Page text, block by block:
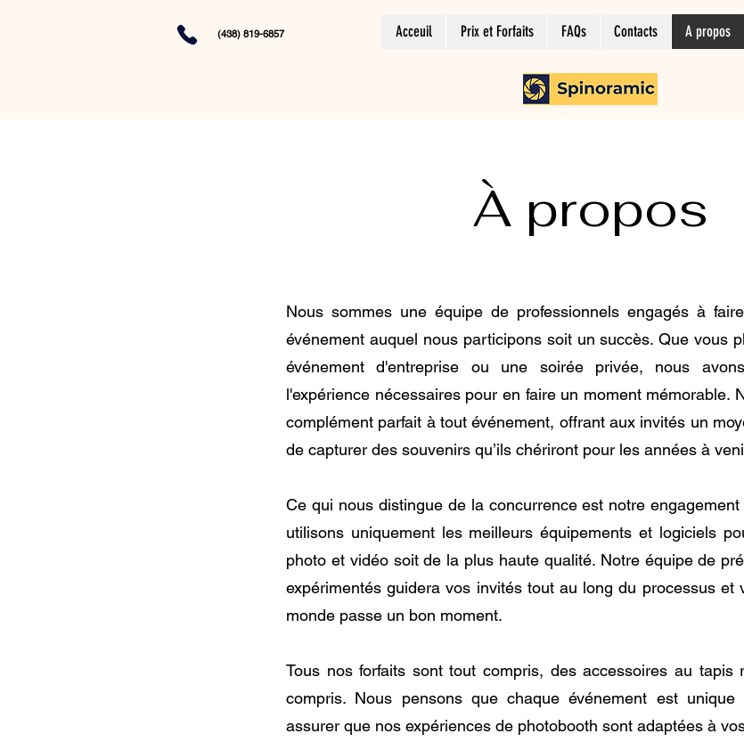
(438) 819-6857 Acceuil Prix et Forfaits FAQs Contacts A propos
À propos
Nous sommes une équipe de professionnels engagés à
événement auquel nous participons soit un succès. Que vous
événement d'entreprise ou une soirée privée, nous
l'expérience nécessaires pour en faire un moment mémorable.
complément parfait à tout événement, offrant aux invités un
de capturer des souvenirs qu’ils chériront pour les années à
Ce qui nous distingue de la concurrence est notre
utilisons uniquement les meilleurs équipements et logiciels
photo et vidéo soit de la plus haute qualité. Notre équipe de
expérimentés guidera vos invités tout au long du processus et
monde passe un bon moment.
Tous nos forfaits sont tout compris, des accessoires au tapis
compris. Nous pensons que chaque événement est
assurer que nos expériences de photobooth sont adaptées à